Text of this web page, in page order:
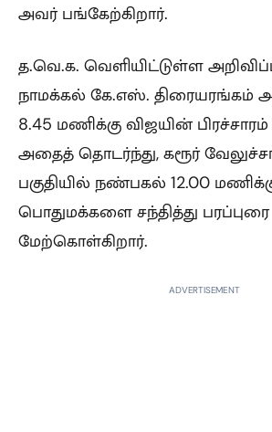
அவர் பங்கேற்கிறார்.
த.வெ.க. வெளியிட்டுள்ள
நாமக்கல் கே.எஸ். திரையரங்கம்
8.45 மணிக்கு விஜயின்
அதைத் தொடர்ந்து, கரூர்
பகுதியில் நண்பகல் 12.00
பொதுமக்களை சந்தித்து பரப்புரை
மேற்கொள்கிறார்.
ADVERTISEMENT